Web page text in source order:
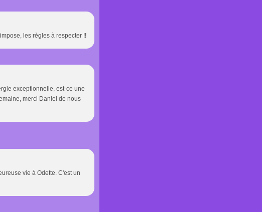
les règles à respecter !!
exceptionnelle, est-ce une
merci Daniel de nous
vie à Odette. C'est un